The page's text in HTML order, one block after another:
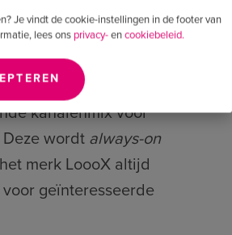
Je vindt de cookie-instellingen in de footer van
lees ons privacy-encookiebeleid.
het premium merk
stimuleren van
We hebben
kanalenmix voor
wordt always-on
merk LoooX altijd
geïnteresseerde